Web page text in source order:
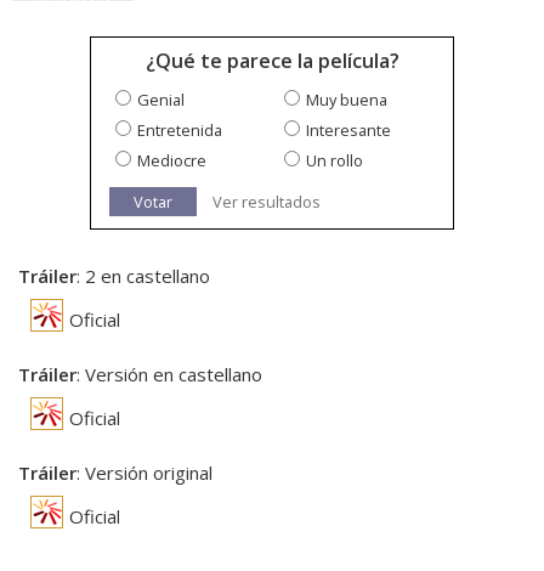
¿Qué te parece la película?
Genial
Muy buena
Entretenida
Interesante
Mediocre
Un rollo
Votar
Ver resultados
Tráiler: 2 en castellano
Oficial
Tráiler: Versión en castellano
Oficial
Tráiler: Versión original
Oficial